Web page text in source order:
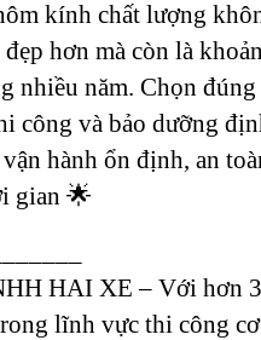
kính chất lượng
hơn mà còn là
nhiều năm. Chọn
công và bảo dưỡng
hành ổn định, an
gian 🌟
HAI XE – Với hơn
lĩnh vực thi công